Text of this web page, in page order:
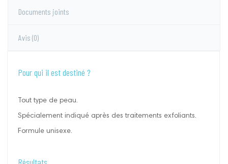
Documents joints
Avis (0)
Pour qui il est destiné ?
Tout type de peau.
Spécialement indiqué après des traitements exfoliants.
Formule unisexe.